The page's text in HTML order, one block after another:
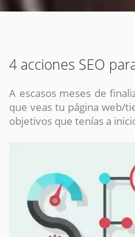
4 acciones SEO
A escasos meses de
que veas tu página web/
objetivos que tenías a